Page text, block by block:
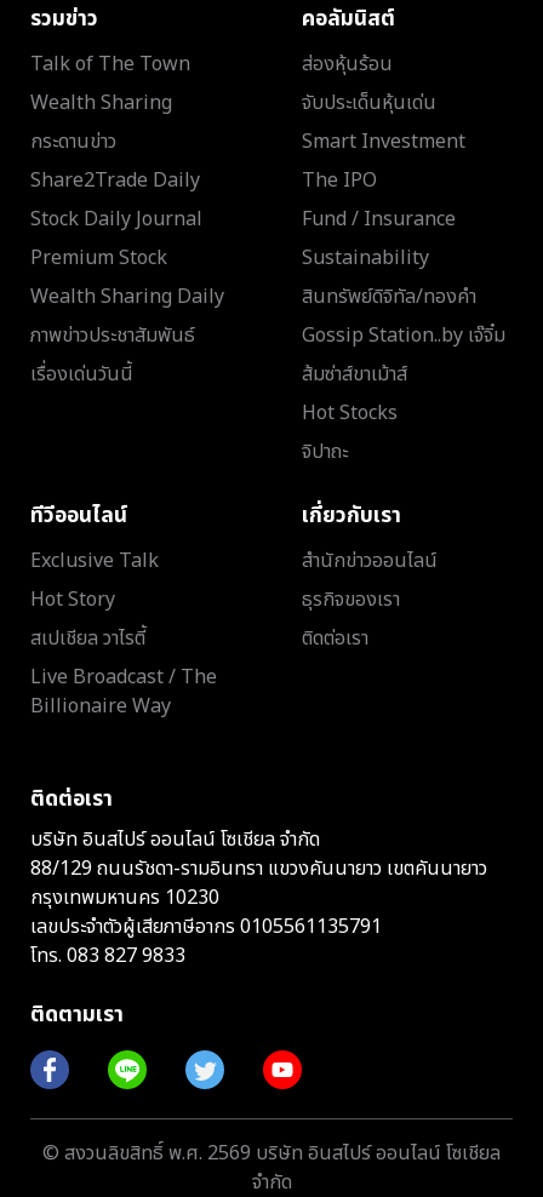
รวมข่าว
Talk of The Town
Wealth Sharing
กระดานข่าว
Share2Trade Daily
Stock Daily Journal
Premium Stock
Wealth Sharing Daily
ภาพข่าวประชาสัมพันธ์
เรื่องเด่นวันนี้
คอลัมนิสต์
ส่องหุ้นร้อน
จับประเด็นหุ้นเด่น
Smart Investment
The IPO
Fund / Insurance
Sustainability
สินทรัพย์ดิจิทัล/ทองคำ
Gossip Station..by เจ๊จิ๋ม
ส้มซ่าส์ขาเม้าส์
Hot Stocks
จิปาถะ
ทีวีออนไลน์
Exclusive Talk
Hot Story
สเปเชียล วาไรตี้
Live Broadcast / The
Billionaire Way
เกี่ยวกับเรา
สำนักข่าวออนไลน์
ธุรกิจของเรา
ติดต่อเรา
ติดต่อเรา
บริษัท อินสไปร์ ออนไลน์ โซเชียล จำกัด
88/129 ถนนรัชดา-รามอินทรา แขวงคันนายาว เขตคันนายาว
กรุงเทพมหานคร 10230
เลขประจำตัวผู้เสียภาษีอากร 0105561135791
โทร. 083 827 9833
ติดตามเรา
© สงวนลิขสิทธิ์ พ.ศ. 2569 บริษัท อินสไปร์ ออนไลน์ โซเชียล
จำกัด